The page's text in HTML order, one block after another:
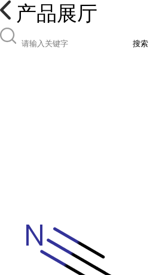
产品展厅
搜索